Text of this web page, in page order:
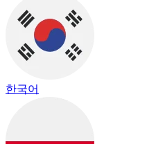
한국어